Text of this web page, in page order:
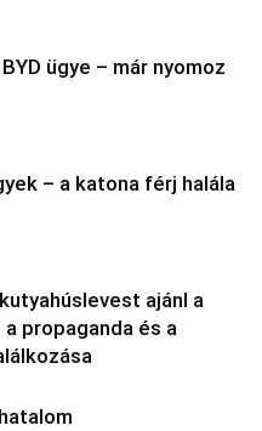
ügye – már nyomoz
– a katona férj halála
ajánl a
propaganda és a